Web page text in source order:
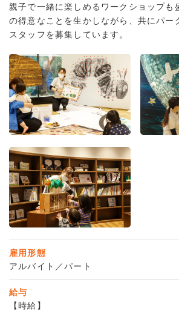
親子で一緒に楽しめるワークショップも
の得意なことを生かしながら、共にパー
スタッフを募集しています。
雇用形態
アルバイト／パート
給与
【時給】